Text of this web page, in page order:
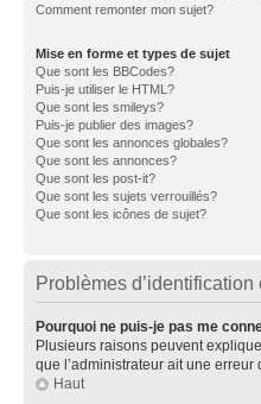
Comment remonter mon sujet?
Mise en forme et types de sujet
Que sont les BBCodes?
Puis-je utiliser le HTML?
Que sont les smileys?
Puis-je publier des images?
Que sont les annonces globales?
Que sont les annonces?
Que sont les post-it?
Que sont les sujets verrouillés?
Que sont les icônes de sujet?
Problèmes d’identification
Pourquoi ne puis-je pas me
Plusieurs raisons peuvent
que l’administrateur ait une
Haut